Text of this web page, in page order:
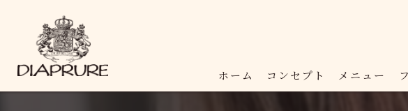
ホーム コンセプト メニュー